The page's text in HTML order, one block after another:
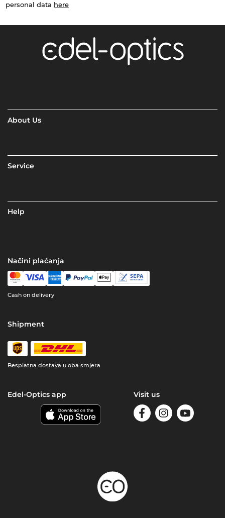
personal data here
About Us
Service
Help
Načini plaćanja
Cash on delivery
Shipment
Besplatna dostava u oba smjera
Edel-Optics app Visit us